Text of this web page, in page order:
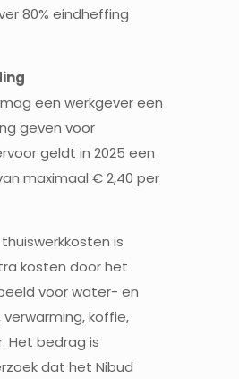
80% eindheffing
een werkgever een
geven voor
geldt in 2025 een
maximaal € 2,40 per
is
kosten door het
voor water- en
koffie,
Het bedrag is
dat het Nibud